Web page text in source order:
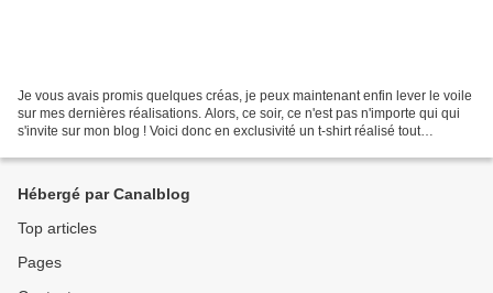
Je vous avais promis quelques créas, je peux maintenant enfin lever le voile
sur mes dernières réalisations. Alors, ce soir, ce n'est pas n'importe qui qui
s'invite sur mon blog ! Voici donc en exclusivité un t-shirt réalisé tout
Hébergé par Canalblog
Top articles
Pages